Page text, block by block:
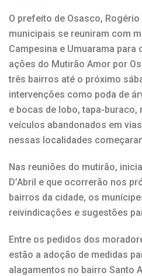
O prefeito de Osasco,
municipais se reuniram com
Campesina e Umuarama para
ações do Mutirão Amor por
três bairros até o próximo
intervenções como poda de
e bocas de lobo, tapa-buraco,
veículos abandonados em
nessas localidades
Nas reuniões do mutirão,
D’Abril e que ocorrerão nos
bairros da cidade, os
reivindicações e sugestões
Entre os pedidos dos
estão a adoção de medidas
alagamentos no bairro Santo